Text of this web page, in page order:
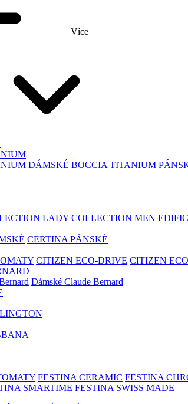
Více
DÁMSKÉ BOCCIA TITANIUM
LADY COLLECTION MEN
CERTINA PÁNSKÉ
CITIZEN ECO-DRIVE CITIZEN
Dámské Claude Bernard
FESTINA CERAMIC FESTINA
SMARTIME FESTINA SWISS MADE